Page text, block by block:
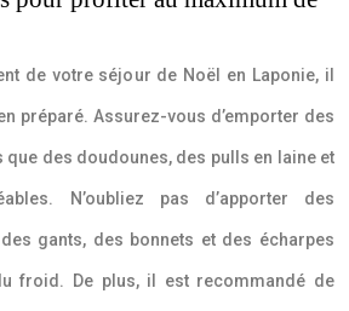
de votre séjour de Noël en Laponie, il
préparé. Assurez-vous d’emporter des
que des doudounes, des pulls en laine et
N’oubliez pas d’apporter des
gants, des bonnets et des écharpes
froid. De plus, il est recommandé de